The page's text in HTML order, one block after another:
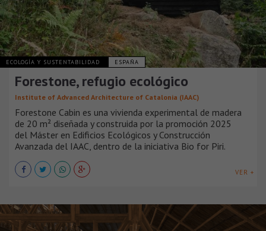
ECOLOGÍA Y SUSTENTABILIDAD ESPAÑA
Forestone, refugio ecológico
Institute of Advanced Architecture of Catalonia (IAAC)
Forestone Cabin es una vivienda experimental de madera
de 20 m² diseñada y construida por la promoción 2025
del Máster en Edificios Ecológicos y Construcción
Avanzada del IAAC, dentro de la iniciativa Bio for Piri.
VER +